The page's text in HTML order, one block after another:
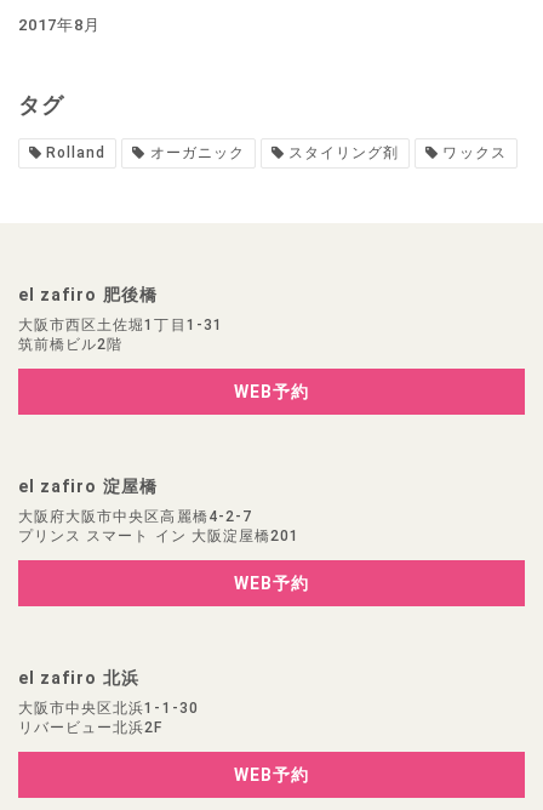
2017年8月
タグ
Rolland オーガニック スタイリング剤 ワックス
el zafiro 肥後橋
大阪市西区土佐堀1丁目1-31
筑前橋ビル2階
WEB予約
el zafiro 淀屋橋
大阪府大阪市中央区高麗橋4-2-7
プリンス スマート イン 大阪淀屋橋201
WEB予約
el zafiro 北浜
大阪市中央区北浜1-1-30
リバービュー北浜2F
WEB予約